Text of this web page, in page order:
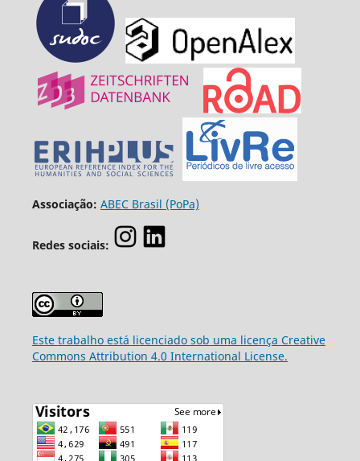
Associação: ABEC Brasil (PoPa)
Redes sociais:
Este trabalho está licenciado sob uma licença Creative
Commons Attribution 4.0 International License.